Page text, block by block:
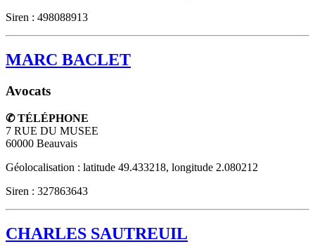
Siren : 498088913
MARC BACLET
Avocats
✆ TÉLÉPHONE
7 RUE DU MUSEE
60000 Beauvais
Géolocalisation : latitude 49.433218, longitude 2.080212
Siren : 327863643
CHARLES SAUTREUIL